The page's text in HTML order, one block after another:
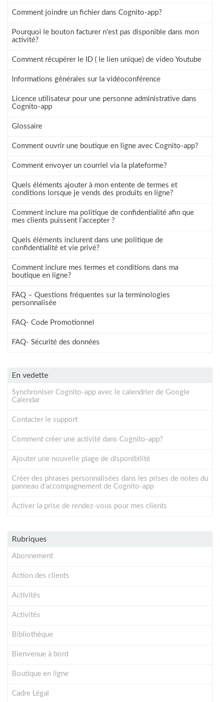
Comment joindre un fichier dans Cognito-app?
Pourquoi le bouton facturer n'est pas disponible dans mon
activité?
Comment récupérer le ID ( le lien unique) de video Youtube
Informations générales sur la vidéoconférence
Licence utilisateur pour une personne administrative dans
Cognito-app
Glossaire
Comment ouvrir une boutique en ligne avec Cognito-app?
Comment envoyer un courriel via la plateforme?
Quels éléments ajouter à mon entente de termes et
conditions lorsque je vends des produits en ligne?
Comment inclure ma politique de confidentialité afin que
mes clients puissent l'accepter ?
Quels éléments inclurent dans une politique de
confidentialité et vie privé?
Comment inclure mes termes et conditions dans ma
boutique en ligne?
FAQ – Questions fréquentes sur la terminologies
personnalisée
FAQ- Code Promotionnel
FAQ- Sécurité des données
En vedette
Synchroniser Cognito-app avec le calendrier de Google
Calendar
Contacter le support
Comment créer une activité dans Cognito-app?
Ajouter une nouvelle plage de disponibilité
Créer des phrases personnalisées dans les prises de notes du
panneau d'accompagnement de Cognito-app
Activer la prise de rendez-vous pour mes clients
Rubriques
Abonnement
Action des clients
Activités
Activités
Bibliothèque
Bienvenue à bord
Boutique en ligne
Cadre Légal